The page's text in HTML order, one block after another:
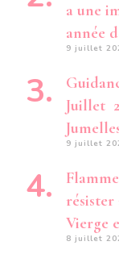
a une
année
9 juillet
Juillet
9 juillet
Vierge
8 juillet